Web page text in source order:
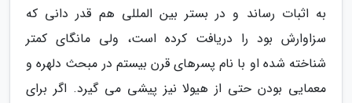
به اثبات رساند و در بستر بین المللی هم قدر دانی که
سزاوارش بود را دریافت کرده است، ولی مانگای کمتر
شناخته شده او با نام پسرهای قرن بیستم در مبحث دلهره و
معمایی بودن حتی از هیولا نیز پیشی می گیرد. اگر برای